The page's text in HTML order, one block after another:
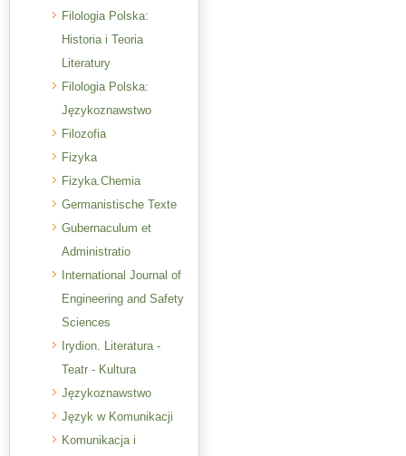
Filologia Polska:
Historia i Teoria
Literatury
Filologia Polska:
Językoznawstwo
Filozofia
Fizyka
Fizyka.Chemia
Germanistische Texte
Gubernaculum et
Administratio
International Journal of
Engineering and Safety
Sciences
Irydion. Literatura -
Teatr - Kultura
Językoznawstwo
Język w Komunikacji
Komunikacja i